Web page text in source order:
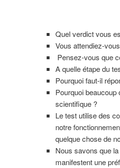
Quel verdict vous
Vous attendiez-
Pensez-vous que
A quelle étape du
Pourquoi faut-il
Pourquoi
scientifique ?
Le test utilise des
notre
quelque chose de
Nous savons que
manifestent une